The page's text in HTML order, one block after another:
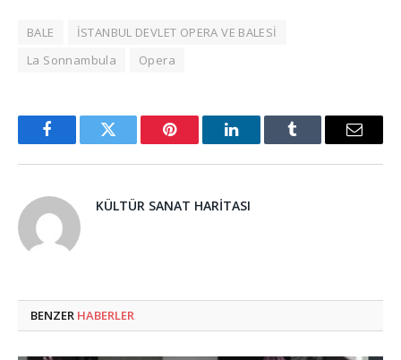
BALE
İSTANBUL DEVLET OPERA VE BALESİ
La Sonnambula
Opera
FacebookTwitter Pinterest LinkedInTumblr Email
KÜLTÜR SANAT HARITASI
BENZER HABERLER